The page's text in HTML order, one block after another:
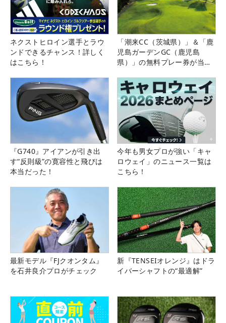
ネクストヒロイン選手とラウ
ンドできるチャンス！詳しく
はこちら！
「潮来CC（茨城県）」＆「鹿
児島ガーデンGC（鹿児島
県）」の無料プレー券が当た
『G740』アイアンが引き出
す“反則級”の寛容性と飛びは
本当だった！
今年も男女プロが強い「キャ
ロウェイ」のニュース一覧は
こちら！
最新モデル『FJクオンタム』
を石井良介プロがチェック
新『TENSEIオレンジ』はドラ
イバーシャフトの“最適解”